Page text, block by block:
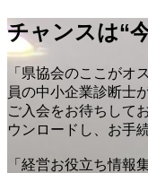
チャンスは“
「県協会のここがオ
員の中小企業診断士
ご入会をお待ちして
ウンロードし、お手
「経営お役立ち情報